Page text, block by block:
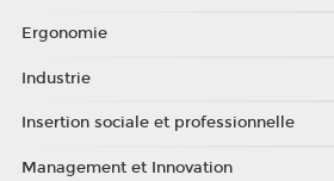
Ergonomie
Industrie
Insertion sociale et professionnelle
Management et Innovation